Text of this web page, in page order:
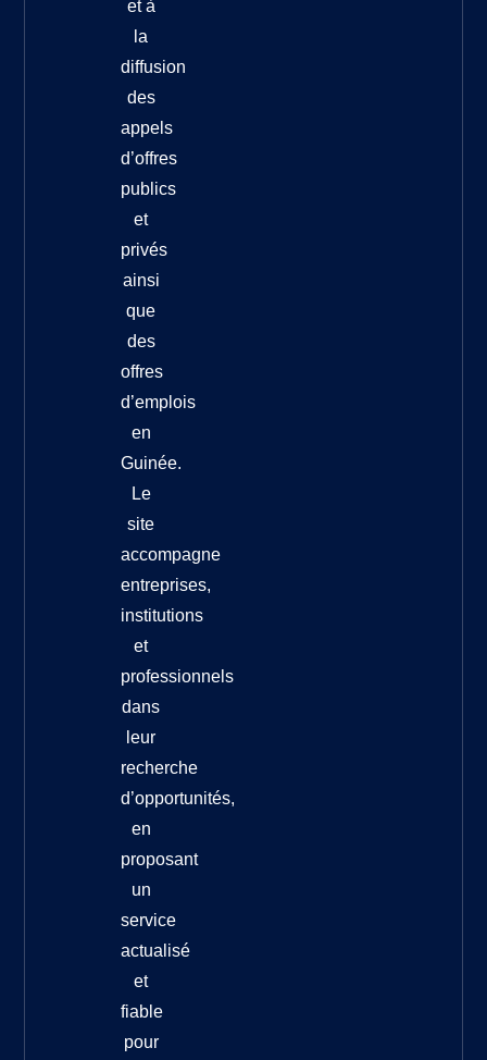
et à
la
diffusion
des
appels
d’offres
publics
et
privés
ainsi
que
des
offres
d’emplois
en
Guinée.
Le
site
accompagne
entreprises,
institutions
et
professionnels
dans
leur
recherche
d’opportunités,
en
proposant
un
service
actualisé
et
fiable
pour